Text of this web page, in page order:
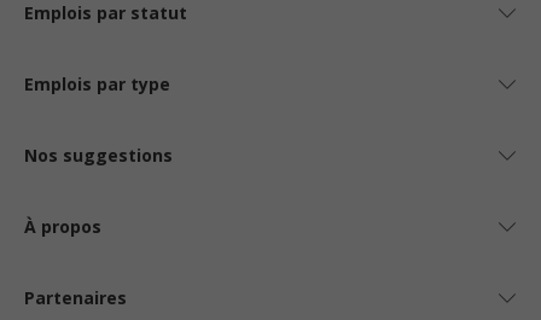
Emplois par statut
Emplois par type
Nos suggestions
À propos
Partenaires